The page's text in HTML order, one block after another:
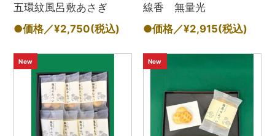
五環紋風呂敷あさぎ
●価格／¥2,750(税込)
線香 無量光
●価格／¥2,915(税込)
New New